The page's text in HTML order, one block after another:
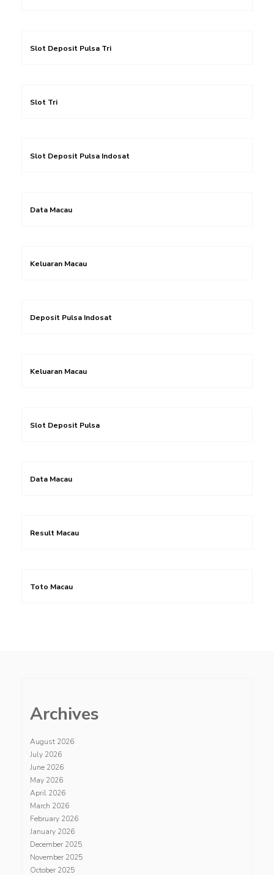
Slot Deposit Pulsa Tri
Slot Tri
Slot Deposit Pulsa Indosat
Data Macau
Keluaran Macau
Deposit Pulsa Indosat
Keluaran Macau
Slot Deposit Pulsa
Data Macau
Result Macau
Toto Macau
Archives
August 2026
July 2026
June 2026
May 2026
April 2026
March 2026
February 2026
January 2026
December 2025
November 2025
October 2025